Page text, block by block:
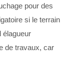
pour des
si le terrain
élagueur
de travaux, car